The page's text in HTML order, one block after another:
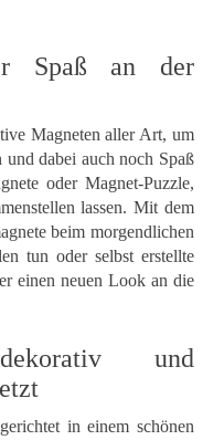
Spaß an der
Magneten aller Art, um
dabei auch noch Spaß
oder Magnet-Puzzle,
lassen. Mit dem
beim morgendlichen
tun oder selbst erstellte
einen neuen Look an die
und
in einem schönen